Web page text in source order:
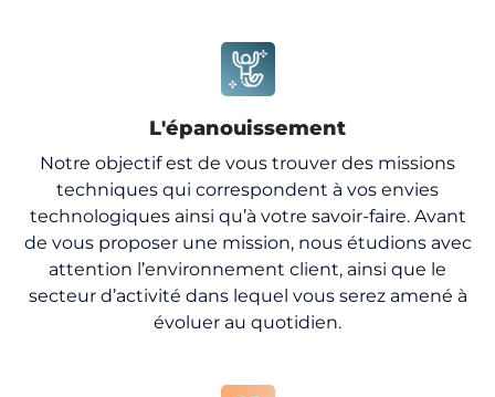
L'épanouissement
Notre objectif est de vous trouver des missions
techniques qui correspondent à vos envies
technologiques ainsi qu’à votre savoir-faire. Avant
de vous proposer une mission, nous étudions avec
attention l’environnement client, ainsi que le
secteur d’activité dans lequel vous serez amené à
évoluer au quotidien.